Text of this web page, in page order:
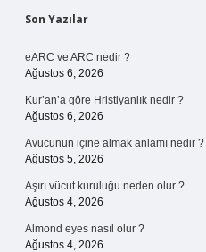
Sidebar
Son Yazılar
eARC ve ARC nedir ?
Ağustos 6, 2026
Kur’an’a göre Hristiyanlık nedir ?
Ağustos 6, 2026
Avucunun içine almak anlamı nedir ?
Ağustos 5, 2026
Aşırı vücut kuruluğu neden olur ?
Ağustos 4, 2026
Almond eyes nasıl olur ?
Ağustos 4, 2026